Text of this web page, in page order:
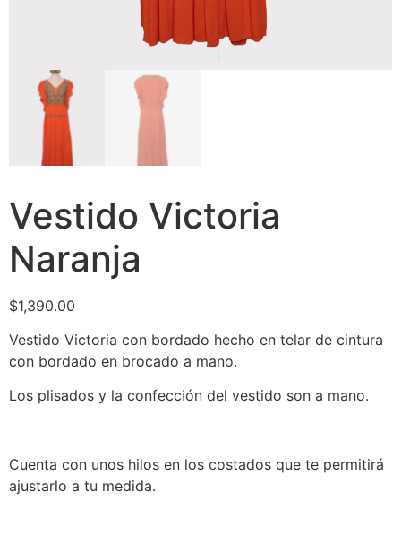
Vestido Victoria
Naranja
$1,390.00
Vestido Victoria con bordado hecho en telar de cintura
con bordado en brocado a mano.
Los plisados y la confección del vestido son a mano.
Cuenta con unos hilos en los costados que te permitirá
ajustarlo a tu medida.